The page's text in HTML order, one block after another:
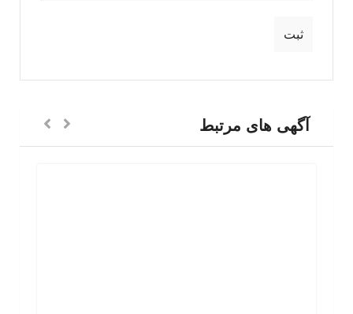
آگهی های مرتبط